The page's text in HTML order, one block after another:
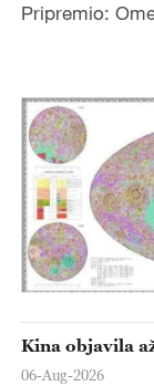
Pripremio:
Kina objavila
06-Aug-2026